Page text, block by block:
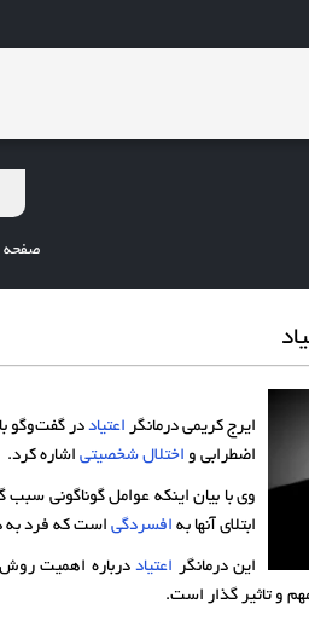
صفحه
ایرج کریمی درمانگر اعتیاد در گفت‌وگو
اضطرابی و اختلال شخصیتی اشاره کرد.
وی با بیان اینکه عوامل گوناگونی
ابتلای آنها به افسردگی است که فرد به
این درمانگر اعتیاددرباره اهمیت
و تاثیر گذار است.